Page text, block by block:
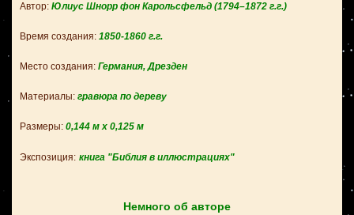
Автор: Юлиус Шнорр фон Карольсфельд (1794–1872 г.г.)
Время создания: 1850-1860 г.г.
Место создания: Германия, Дрезден
Материалы: гравюра по дереву
Размеры: 0,144 м х 0,125 м
Экспозиция: книга "Библия в иллюстрациях"
Немного об авторе